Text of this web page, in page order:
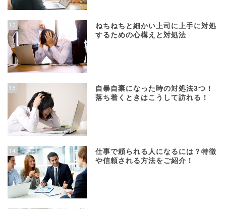
12
ねちねちと細かい上司に上手に対処
するための心構えと対処法
13
自暴自棄になった時の対処法3つ！
落ち着くときはこうして訪れる！
14
仕事で頼られる人になるには？特徴
や信頼される方法をご紹介！